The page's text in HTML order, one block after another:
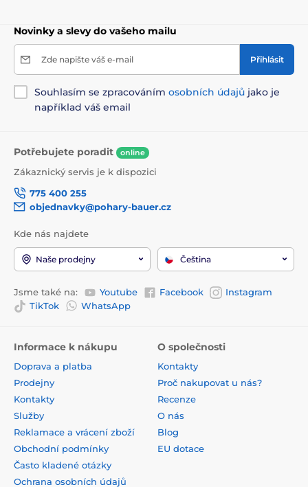
Novinky a slevy do vašeho mailu
Zde napište váš e-mail Přihlásit
Souhlasím se zpracováním osobních údajů jako je
například váš email
Potřebujete poradit online
Zákaznický servis je k dispozici
775 400 255
objednavky@pohary-bauer.cz
Kde nás najdete
Naše prodejny Čeština
Jsme také na: Youtube Facebook
Instagram
TikTok
WhatsApp
Informace k nákupu
Doprava a platba
Prodejny
Kontakty
Služby
Reklamace a vrácení zboží
Obchodní podmínky
Často kladené otázky
Ochrana osobních údajů
O společnosti
Kontakty
Proč nakupovat u nás?
Recenze
O nás
Blog
EU dotace